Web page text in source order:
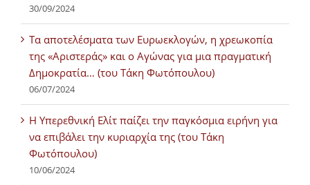
30/09/2024
Τα αποτελέσματα των Ευρωεκλογών, η χρεωκοπία
της «Αριστεράς» και ο Αγώνας για μια πραγματική
Δημοκρατία… (του Τάκη Φωτόπουλου)
06/07/2024
H Υπερεθνική Ελίτ παίζει την παγκόσμια ειρήνη για
να επιβάλει την κυριαρχία της (του Τάκη
Φωτόπουλου)
10/06/2024